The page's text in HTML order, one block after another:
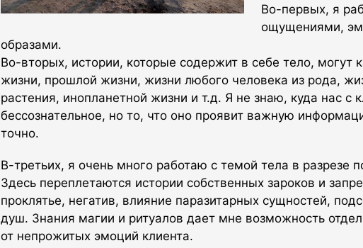
Во-первых, я
ощущениями,
образами.
Во-вторых, истории, которые содержит в себе тело, могут
жизни, прошлой жизни, жизни любого человека из рода,
растения, инопланетной жизни и т.д. Я не знаю, куда нас с
бессознательное, но то, что оно проявит важную
точно.
В-третьих, я очень много работаю с темой тела в разрезе
Здесь переплетаются истории собственных зароков и
проклятье, негатив, влияние паразитарных сущностей,
душ. Знания магии и ритуалов дает мне возможность
от непрожитых эмоций клиента.